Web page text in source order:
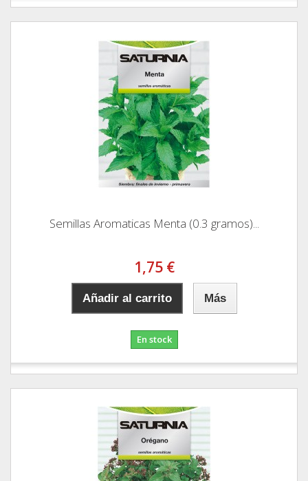
Semillas Aromaticas Menta (0.3 gramos)...
1,75 €
Añadir al carrito Más
En stock